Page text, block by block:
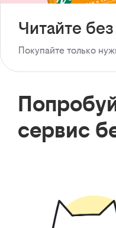
Читайте
Покупайте только
сервис